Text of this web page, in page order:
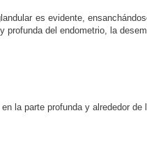
es evidente,
del endometrio, la
la parte profunda y alrededor